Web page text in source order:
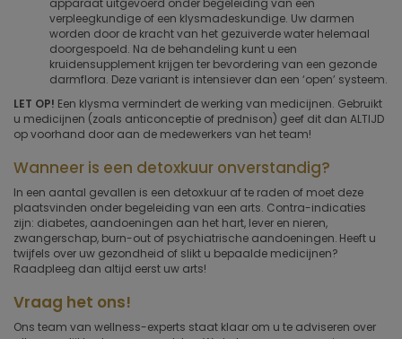
apparaat uitgevoerd onder begeleiding van een
verpleegkundige of een klysmadeskundige. Uw darmen
worden door de kracht van het gezuiverde water helemaal
doorgespoeld. Na de behandeling kunt u een
kruidensupplement krijgen ter bevordering van een gezonde
darmflora. Deze variant is intensiever dan een ‘open’ systeem.
LET OP! Een klysma vermindert de werking van medicijnen. Gebruikt
u medicijnen (zoals anticonceptie of prednison) geef dit dan ALTIJD
op voorhand door aan de medewerkers van het team!
Wanneer is een detoxkuur onverstandig?
In een aantal gevallen is een detoxkuur af te raden of moet deze
plaatsvinden onder begeleiding van een arts. Contra-indicaties
zijn: diabetes, aandoeningen aan het hart, lever en nieren,
zwangerschap, burn-out of psychiatrische aandoeningen. Heeft u
twijfels over uw gezondheid of slikt u bepaalde medicijnen?
Raadpleeg dan altijd eerst uw arts!
Vraag het ons!
Ons team van wellness-experts staat klaar om u te adviseren over